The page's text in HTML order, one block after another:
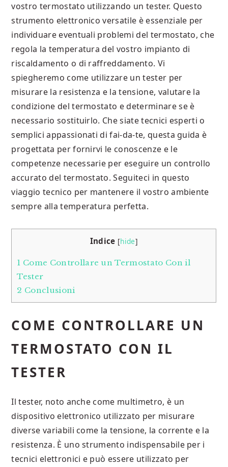
vostro termostato utilizzando un tester. Questo
strumento elettronico versatile è essenziale per
individuare eventuali problemi del termostato, che
regola la temperatura del vostro impianto di
riscaldamento o di raffreddamento. Vi
spiegheremo come utilizzare un tester per
misurare la resistenza e la tensione, valutare la
condizione del termostato e determinare se è
necessario sostituirlo. Che siate tecnici esperti o
semplici appassionati di fai-da-te, questa guida è
progettata per fornirvi le conoscenze e le
competenze necessarie per eseguire un controllo
accurato del termostato. Seguiteci in questo
viaggio tecnico per mantenere il vostro ambiente
sempre alla temperatura perfetta.
Indice [hide]
1 Come Controllare un Termostato Con il
Tester
2 Conclusioni
COME CONTROLLARE UN
TERMOSTATO CON IL
TESTER
Il tester, noto anche come multimetro, è un
dispositivo elettronico utilizzato per misurare
diverse variabili come la tensione, la corrente e la
resistenza. È uno strumento indispensabile per i
tecnici elettronici e può essere utilizzato per